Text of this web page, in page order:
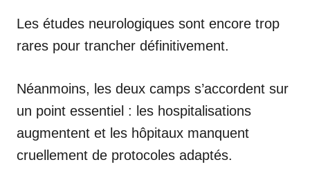
Les études neurologiques sont encore trop
rares pour trancher définitivement.
Néanmoins, les deux camps s’accordent sur
un point essentiel : les hospitalisations
augmentent et les hôpitaux manquent
cruellement de protocoles adaptés.